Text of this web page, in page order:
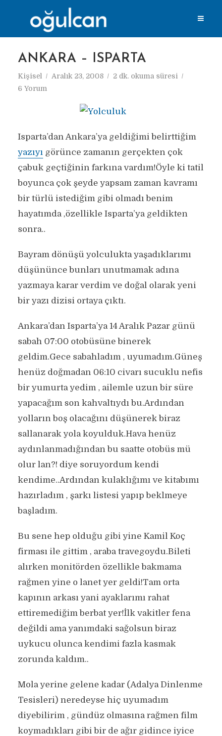
ANKARA – ISPARTA
Kişisel Aralık 23, 2008
2 dk. okuma süresi
6 Yorum
Isparta’dan Ankara’ya geldiğimi belirttiğim
yazıyı görünce zamanın gerçekten çok
çabuk geçtiğinin farkına vardım!Öyle ki tatil
boyunca çok şeyde yapsam zaman kavramı
bir türlü istediğim gibi olmadı benim
hayatımda ,özellikle Isparta’ya geldikten
sonra..
Bayram dönüşü yolculukta yaşadıklarımı
düşününce bunları unutmamak adına
yazmaya karar verdim ve doğal olarak yeni
bir yazı dizisi ortaya çıktı.
Ankara’dan Isparta’ya 14 Aralık Pazar günü
sabah 07:00 otobüsüne binerek
geldim.Gece sabahladım , uyumadım.Güneş
henüz doğmadan 06:10 civarı sucuklu nefis
bir yumurta yedim , ailemle uzun bir süre
yapacağım son kahvaltıydı bu.Ardından
yolların boş olacağını düşünerek biraz
sallanarak yola koyulduk.Hava henüz
aydınlanmadığından bu saatte otobüs mü
olur lan?! diye soruyordum kendi
kendime..Ardından kulaklığımı ve kitabımı
hazırladım , şarkı listesi yapıp beklmeye
başladım.
Bu sene hep olduğu gibi yine Kamil Koç
firması ile gittim , araba travegoydu.Bileti
alırken monitörden özellikle bakmama
rağmen yine o lanet yer geldi!Tam orta
kapının arkası yani ayaklarımı rahat
ettiremediğim berbat yer!İlk vakitler fena
değildi ama yanımdaki sağolsun biraz
uykucu olunca kendimi fazla kasmak
zorunda kaldım..
Mola yerine gelene kadar (Adalya Dinlenme
Tesisleri) neredeyse hiç uyumadım
diyebilirim , gündüz olmasına rağmen film
koymadıkları gibi bir de ağır gidince iyice